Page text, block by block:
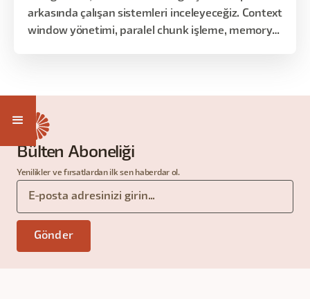
arkasında çalışan sistemleri inceleyeceğiz. Context
window yönetimi, paralel chunk işleme, memory
Bülten Aboneliği
Yenilikler ve fırsatlardan ilk sen haberdar ol.